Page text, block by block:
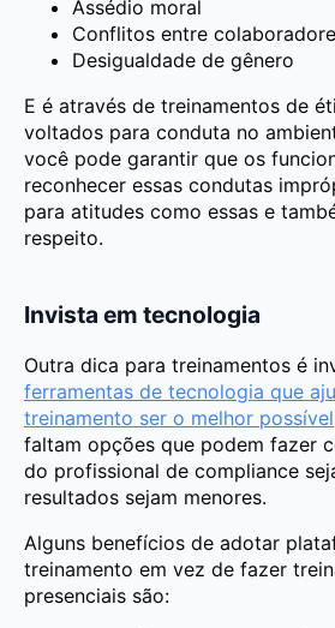
Assédio moral
Conflitos entre
Desigualdade de gênero
E é através de treinamentos de
voltados para conduta no
você pode garantir que os
reconhecer essas condutas
para atitudes como essas e
respeito.
Invista em tecnologia
Outra dica para treinamentos é
ferramentas de tecnologia que
treinamento ser o melhor possível
faltam opções que podem fazer
do profissional de compliance
resultados sejam menores.
Alguns benefícios de adotar
treinamento em vez de fazer
presenciais são: